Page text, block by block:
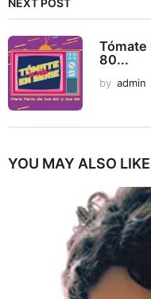
NEXT POST
Tómate
80...
by admin
YOU MAY ALSO LIKE